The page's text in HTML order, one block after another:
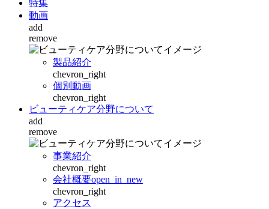
特集
動画
add
remove
製品紹介
chevron_right
個別動画
chevron_right
ビューティケア分野について
add
remove
事業紹介
chevron_right
会社概要open_in_new
chevron_right
アクセス